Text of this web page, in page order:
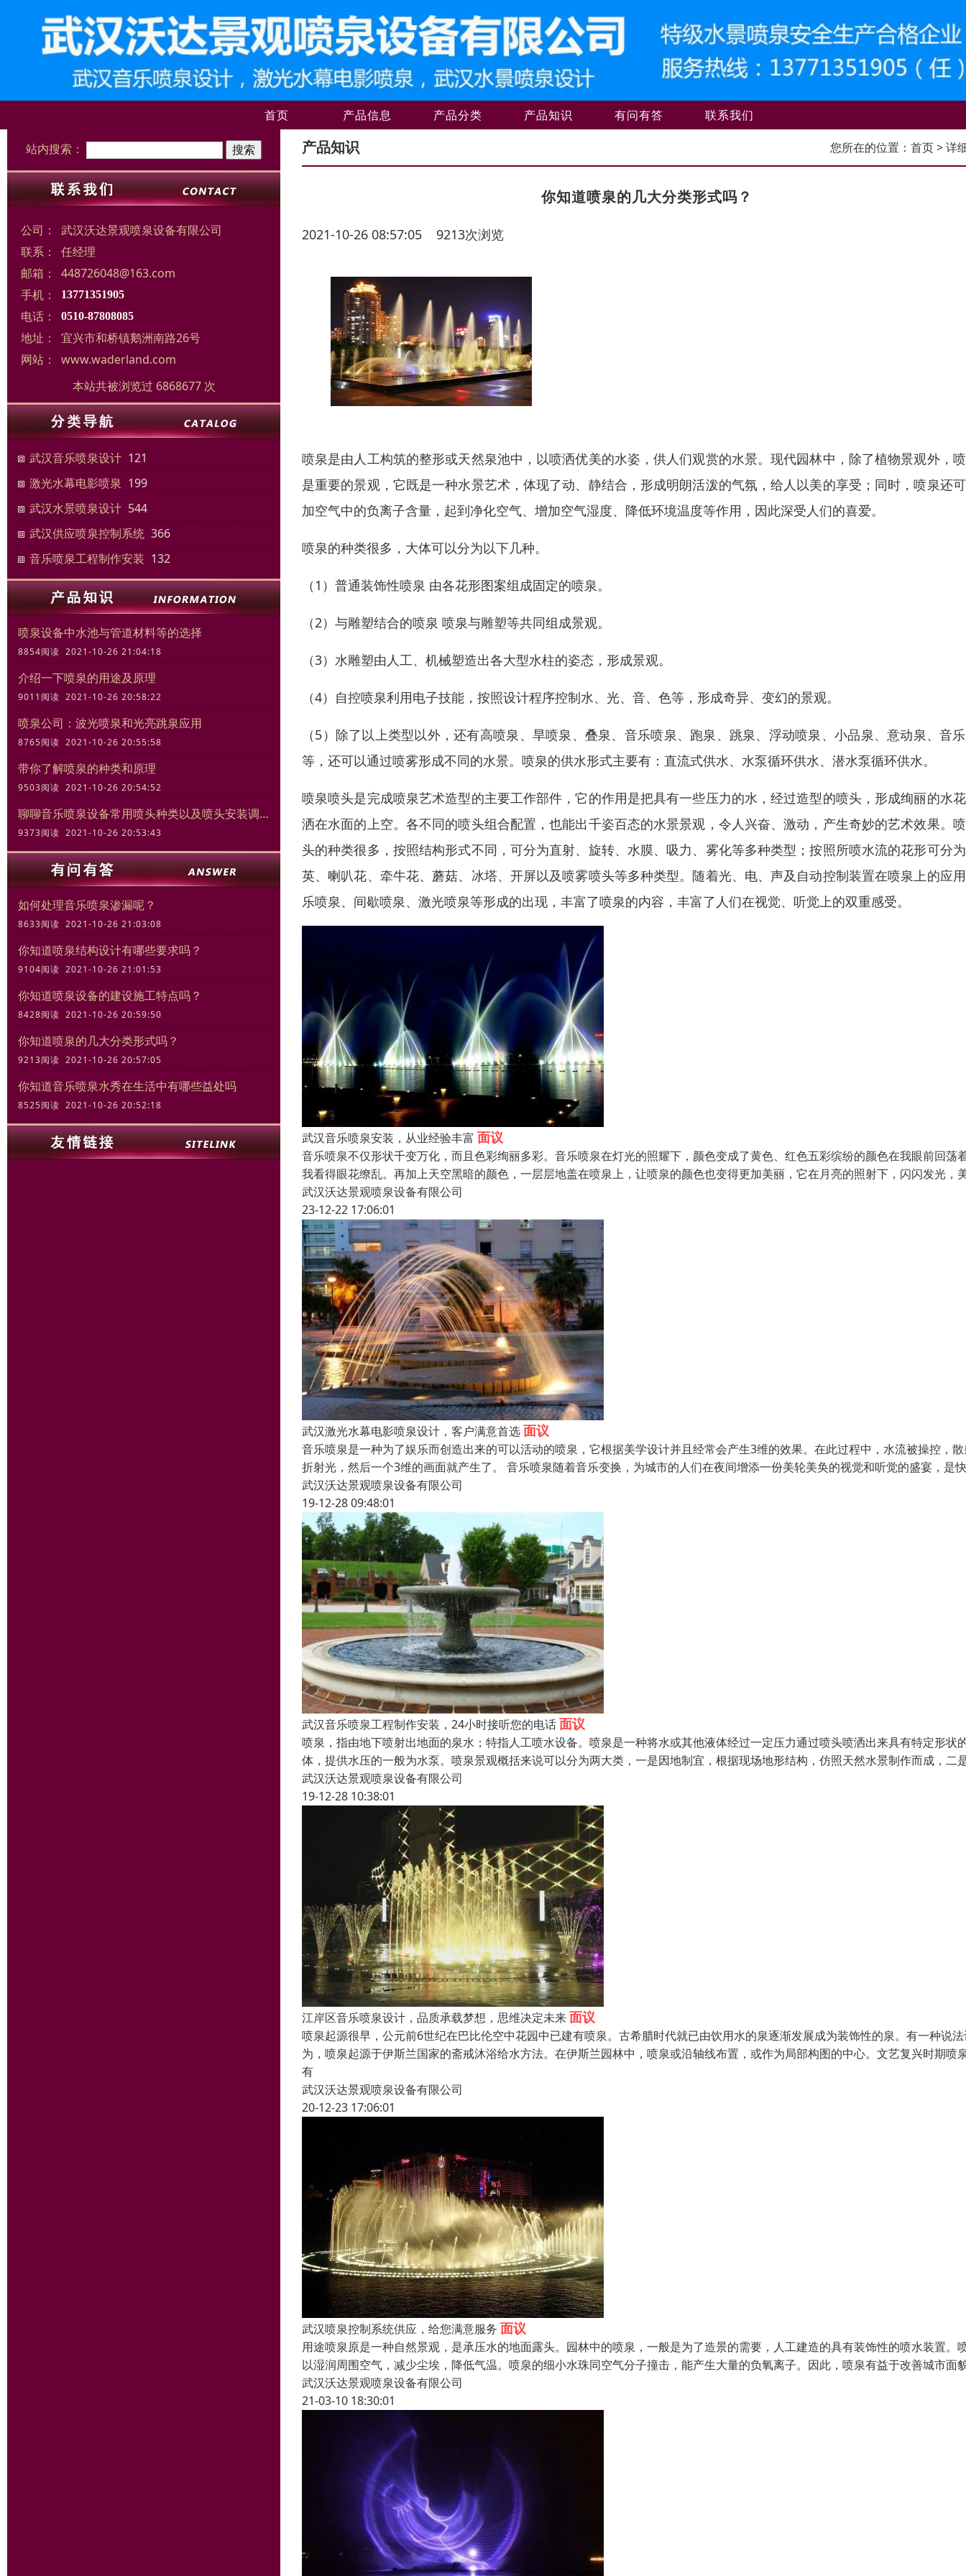
首页 产品信息 产品分类 产品知识 有问有答 联系我们
站内搜索：
公司：
武汉沃达景观喷泉设备有限公司
联系：
任经理
邮箱：
448726048@163.com
手机：
13771351905
电话： 0510-87808085
地址：
宜兴市和桥镇鹅洲南路26号
网站：
www.waderland.com
本站共被浏览过 6868677 次
武汉音乐喷泉设计 121
激光水幕电影喷泉 199
武汉水景喷泉设计 544
武汉供应喷泉控制系统 366
音乐喷泉工程制作安装 132
喷泉设备中水池与管道材料等的选择
8854阅读 2021-10-26 21:04:18
介绍一下喷泉的用途及原理
9011阅读 2021-10-26 20:58:22
喷泉公司：波光喷泉和光亮跳泉应用
8765阅读 2021-10-26 20:55:58
带你了解喷泉的种类和原理
9503阅读 2021-10-26 20:54:52
聊聊音乐喷泉设备常用喷头种类以及喷头安装调试规范
9373阅读 2021-10-26 20:53:43
如何处理音乐喷泉渗漏呢？
8633阅读 2021-10-26 21:03:08
你知道喷泉结构设计有哪些要求吗？
9104阅读 2021-10-26 21:01:53
你知道喷泉设备的建设施工特点吗？
8428阅读 2021-10-26 20:59:50
你知道喷泉的几大分类形式吗？
9213阅读 2021-10-26 20:57:05
你知道音乐喷泉水秀在生活中有哪些益处吗
8525阅读 2021-10-26 20:52:18
产品知识 您所在的位置： 首页> 详
你知道喷泉的几大分类形式吗？
2021-10-26 08:57:05 9213次浏览
喷泉是由人工构筑的整形或天然泉池中，以喷洒优美的水姿，供人们观赏的水景。现代园林中，除了植物景观外，
是重要的景观，它既是一种水景艺术，体现了动、静结合，形成明朗活泼的气氛，给人以美的享受；同时，喷泉还
加空气中的负离子含量，起到净化空气、增加空气湿度、降低环境温度等作用，因此深受人们的喜爱。
喷泉的种类很多，大体可以分为以下几种。
（1）普通装饰性喷泉 由各花形图案组成固定的喷泉。
（2）与雕塑结合的喷泉 喷泉与雕塑等共同组成景观。
（3）水雕塑由人工、机械塑造出各大型水柱的姿态，形成景观。
（4）自控喷泉利用电子技能，按照设计程序控制水、光、音、色等，形成奇异、变幻的景观。
（5）除了以上类型以外，还有高喷泉、旱喷泉、叠泉、音乐喷泉、跑泉、跳泉、浮动喷泉、小品泉、意动泉、音
等，还可以通过喷雾形成不同的水景。喷泉的供水形式主要有：直流式供水、水泵循环供水、潜水泵循环供水。
喷泉喷头是完成喷泉艺术造型的主要工作部件，它的作用是把具有一些压力的水，经过造型的喷头，形成绚丽的水
洒在水面的上空。各不同的喷头组合配置，也能出千姿百态的水景景观，令人兴奋、激动，产生奇妙的艺术效果。
头的种类很多，按照结构形式不同，可分为直射、旋转、水膜、吸力、雾化等多种类型；按照所喷水流的花形可分
英、喇叭花、牵牛花、蘑菇、冰塔、开屏以及喷雾喷头等多种类型。随着光、电、声及自动控制装置在喷泉上的应
乐喷泉、间歇喷泉、激光喷泉等形成的出现，丰富了喷泉的内容，丰富了人们在视觉、听觉上的双重感受。
武汉音乐喷泉安装，从业经验丰富 面议
音乐喷泉不仅形状千变万化，而且色彩绚丽多彩。音乐喷泉在灯光的照耀下，颜色变成了黄色、红色五彩缤纷的颜色在我眼前回荡
我看得眼花缭乱。再加上天空黑暗的颜色，一层层地盖在喷泉上，让喷泉的颜色也变得更加美丽，它在月亮的照射下，闪闪发光，
武汉沃达景观喷泉设备有限公司
23-12-22 17:06:01
武汉激光水幕电影喷泉设计，客户满意首选面议
音乐喷泉是一种为了娱乐而创造出来的可以活动的喷泉，它根据美学设计并且经常会产生3维的效果。在此过程中，水流被操控，
折射光，然后一个3维的画面就产生了。 音乐喷泉随着音乐变换，为城市的人们在夜间增添一份美轮美奂的视觉和听觉的盛宴，是
武汉沃达景观喷泉设备有限公司
19-12-28 09:48:01
武汉音乐喷泉工程制作安装，24小时接听您的电话面议
喷泉，指由地下喷射出地面的泉水；特指人工喷水设备。喷泉是一种将水或其他液体经过一定压力通过喷头喷洒出来具有特定形状
体，提供水压的一般为水泵。喷泉景观概括来说可以分为两大类，一是因地制宜，根据现场地形结构，仿照天然水景制作而成，二
武汉沃达景观喷泉设备有限公司
19-12-28 10:38:01
江岸区音乐喷泉设计，品质承载梦想，思维决定未来面议
喷泉起源很早，公元前6世纪在巴比伦空中花园中已建有喷泉。古希腊时代就已由饮用水的泉逐渐发展成为装饰性的泉。有一种说
为，喷泉起源于伊斯兰国家的斋戒沐浴给水方法。在伊斯兰园林中，喷泉或沿轴线布置，或作为局部构图的中心。文艺复兴时期喷
有
武汉沃达景观喷泉设备有限公司
20-12-23 17:06:01
武汉喷泉控制系统供应，给您满意服务 面议
用途喷泉原是一种自然景观，是承压水的地面露头。园林中的喷泉，一般是为了造景的需要，人工建造的具有装饰性的喷水装置。
以湿润周围空气，减少尘埃，降低气温。喷泉的细小水珠同空气分子撞击，能产生大量的负氧离子。因此，喷泉有益于改善城市面
武汉沃达景观喷泉设备有限公司
21-03-10 18:30:01